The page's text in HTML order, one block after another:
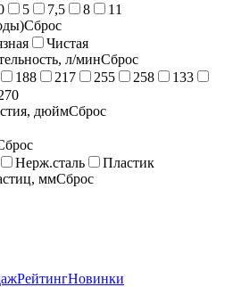
5 7,5 8
11
Сброс
Чистая
л/минСброс
188 217 255 258
133
дюймСброс
Нерж.сталь
Пластик
ммСброс
РейтингНовинки